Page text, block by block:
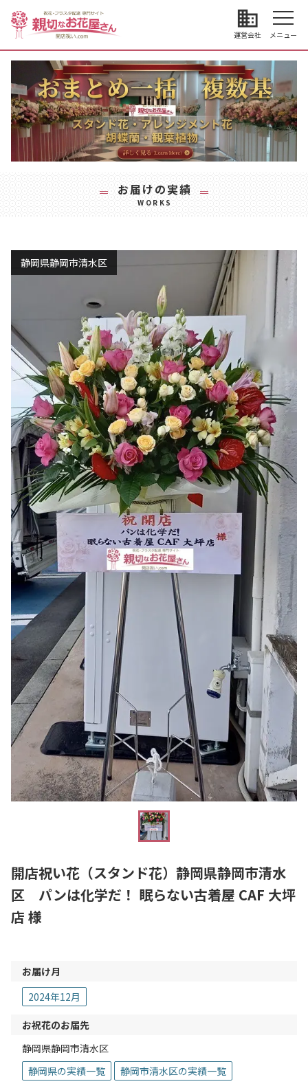
business
運営会社 メニュー
お届けの実績
WORKS
静岡県静岡市清水区
開店祝い花（スタンド花）静岡県静岡市清水
区 パンは化学だ！ 眠らない古着屋 CAF 大坪
店 様
お届け月
2024年12月
お祝花のお届先
静岡県静岡市清水区
静岡県の実績一覧
静岡市清水区の実績一覧